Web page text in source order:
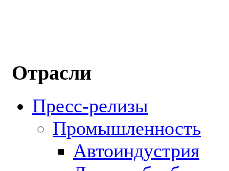
Отрасли
Пресс-релизы
Промышленность
Автоиндустрия